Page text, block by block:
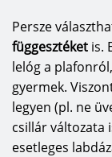
Persze
függesztéket is.
lelóg a
gyermek.
legyen (pl. ne
csillár változata
esetleges